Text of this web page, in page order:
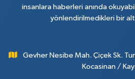
insanlara haberleri anında
yönlendirilmedikleri bir
Gevher Nesibe Mah. Çiçek Sk.
Kocasinan /